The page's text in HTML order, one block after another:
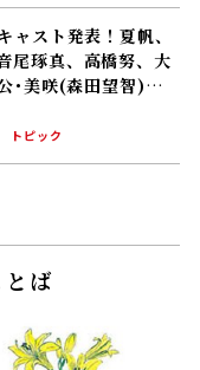
ャスト発表！夏帆、
尾琢真、高橋努、大
･美咲(森田望智)が
年度前期放送
トピック
ば